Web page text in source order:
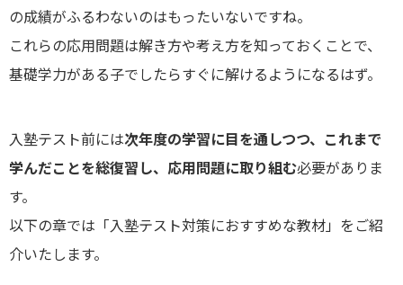
の成績がふるわないのはもったいないですね。
これらの応用問題は解き方や考え方を知っておくことで、
基礎学力がある子でしたらすぐに解けるようになるはず。
入塾テスト前には次年度の学習に目を通しつつ、これまで
学んだことを総復習し、応用問題に取り組む必要がありま
す。
以下の章では「入塾テスト対策におすすめな教材」をご紹
介いたします。